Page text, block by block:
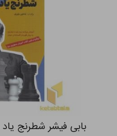
بابی فیشر شطرنج